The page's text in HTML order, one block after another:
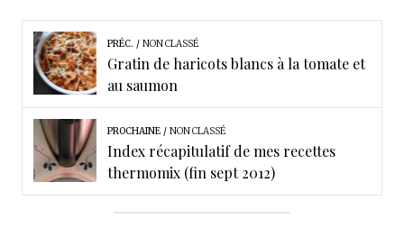
PRÉC. NON CLASSÉ
Gratin de haricots blancs à la tomate et
au saumon
PROCHAINE NON CLASSÉ
Index récapitulatif de mes recettes
thermomix (fin sept 2012)